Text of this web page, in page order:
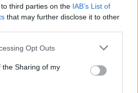
third parties on the IAB’s List of
that may further disclose it to other
app uses one or more Google
usage behaviour. You may click to
Google and its third-party tags to
purposes in below Google
Opt Outs
the Sharing of my
εδώ